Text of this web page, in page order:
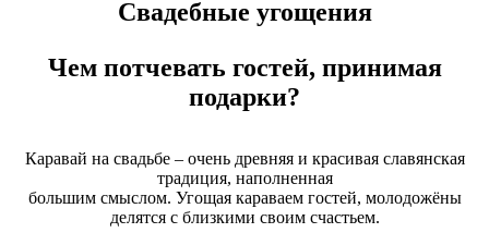
Свадебные угощения
Чем потчевать гостей, принимая
подарки?
Каравай на свадьбе – очень древняя и красивая славянская
традиция, наполненная
большим смыслом. Угощая караваем гостей, молодожёны
делятся с близкими своим счастьем.